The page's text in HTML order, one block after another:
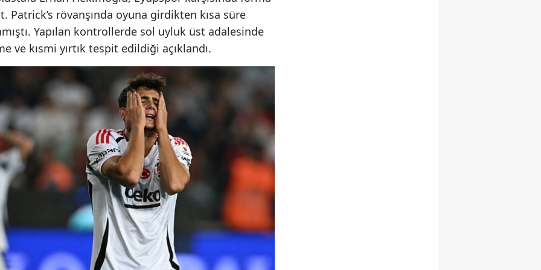
Patrick’s rövanşında oyuna girdikten kısa süre
Yapılan kontrollerde sol uyluk üst adalesinde
ve kısmi yırtık tespit edildiği açıklandı.